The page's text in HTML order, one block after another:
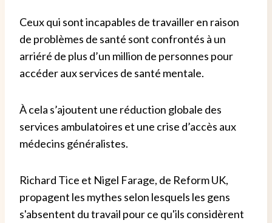
Ceux qui sont incapables de travailler en raison
de problèmes de santé sont confrontés à un
arriéré de plus d’un million de personnes pour
accéder aux services de santé mentale.
À cela s’ajoutent une réduction globale des
services ambulatoires et une crise d’accès aux
médecins généralistes.
Richard Tice et Nigel Farage, de Reform UK,
propagent les mythes selon lesquels les gens
s'absentent du travail pour ce qu'ils considèrent